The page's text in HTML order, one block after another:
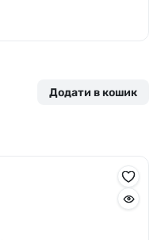
Додати в кошик